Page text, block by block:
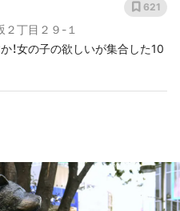
丁目２９-１
！女の子の欲しいが集合した10
621